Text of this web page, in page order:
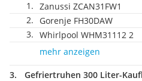
Zanussi ZCAN31FW1
Gorenje FH30DAW
Whirlpool WHM31112 2
mehr anzeigen
Gefriertruhen 300 Liter-